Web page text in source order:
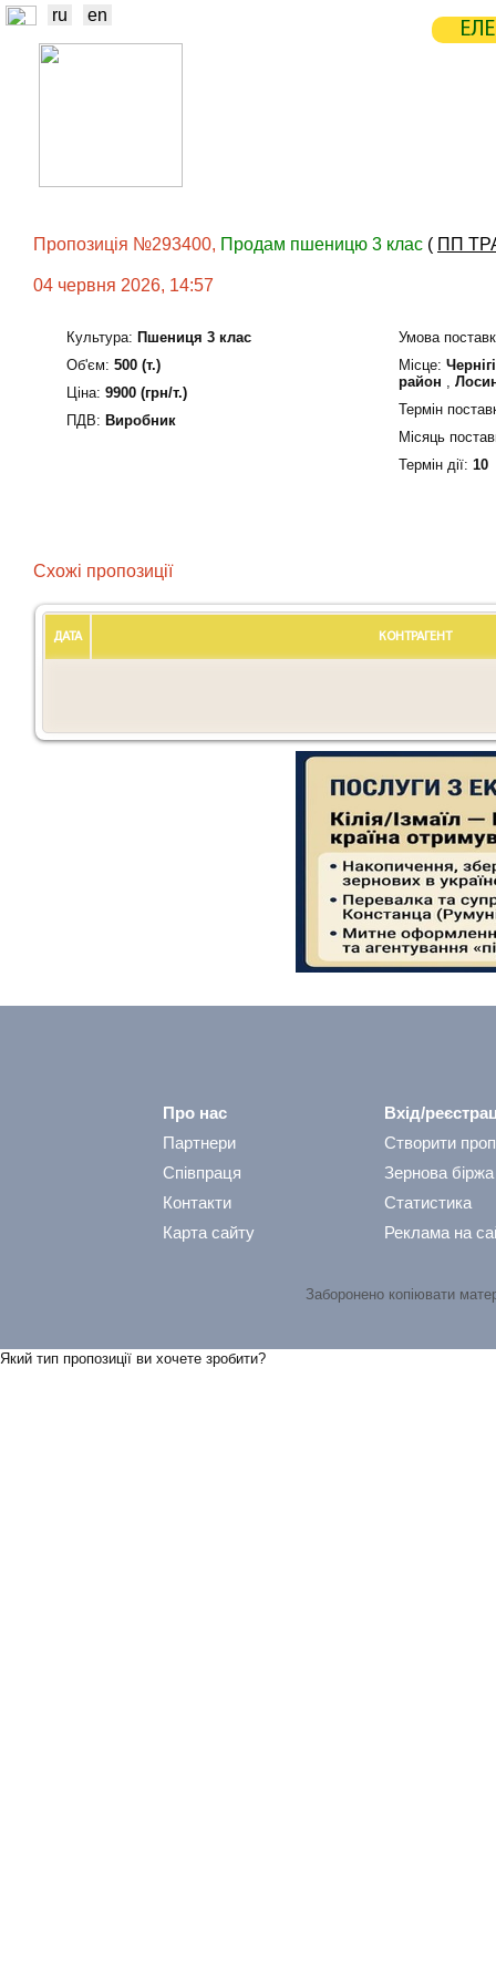
ru en
Пропозиція №293400, Продам пшеницю 3 клас ( ПП
04 червня 2026, 14:57
Культура: Пшениця 3 клас
Об'єм: 500 (т.)
Ціна: 9900 (грн/т.)
ПДВ: Виробник
Умова
Мiсце:
район ,
Термін
Місяць
Термін дiї: 10
Схожі пропозиції
ДАТА КОНТРАГЕНТ
Про нас
Партнери
Співпраця
Контакти
Карта сайту
Вхід/
Створити
Зернова біржа
Статистика
Реклама на
Заборонено копіювати
Який тип пропозицiї ви хочете зробити?